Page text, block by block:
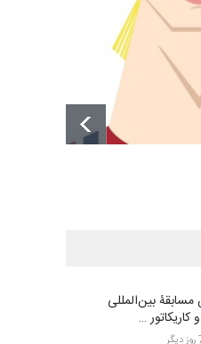
بین‌المللی
کاریکاتور …